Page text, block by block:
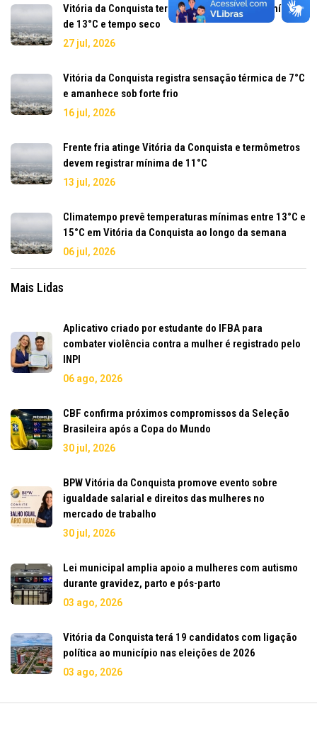
Vitória da Conquista terá semana de frio, com mínima
de 13°C e tempo seco
27 jul, 2026
Vitória da Conquista registra sensação térmica de 7°C
e amanhece sob forte frio
16 jul, 2026
Frente fria atinge Vitória da Conquista e termômetros
devem registrar mínima de 11°C
13 jul, 2026
Climatempo prevê temperaturas mínimas entre 13°C e
15°C em Vitória da Conquista ao longo da semana
06 jul, 2026
Mais Lidas
Aplicativo criado por estudante do IFBA para
combater violência contra a mulher é registrado pelo
INPI
06 ago, 2026
CBF confirma próximos compromissos da Seleção
Brasileira após a Copa do Mundo
30 jul, 2026
BPW Vitória da Conquista promove evento sobre
igualdade salarial e direitos das mulheres no
mercado de trabalho
30 jul, 2026
Lei municipal amplia apoio a mulheres com autismo
durante gravidez, parto e pós-parto
03 ago, 2026
Vitória da Conquista terá 19 candidatos com ligação
política ao município nas eleições de 2026
03 ago, 2026